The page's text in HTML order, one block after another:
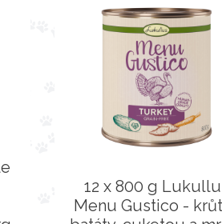
12 x 800 g
Menu Gustico -